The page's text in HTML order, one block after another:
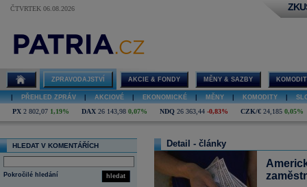
ČTVRTEK 06.08.2026
ZPRAVODAJSTVÍ AKCIE & FONDY MĚNY & SAZBY
PŘEHLED ZPRÁV AKCIOVÉ EKONOMICKÉ MĚNY KOMODITY
PX 2 802,07 1,19% DAX 26 143,98 0,07% NDQ 26 363,44 -0,83% CZK/€ 24,185 0,05%
HLEDAT V KOMENTÁŘÍCH
hledat
Pokročilé hledání
Detail - články